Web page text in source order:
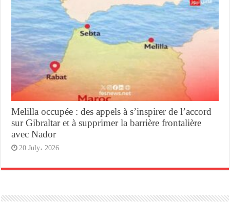
Melilla occupée : des appels à s’inspirer de l’accord
sur Gibraltar et à supprimer la barrière frontalière
avec Nador
20 July، 2026